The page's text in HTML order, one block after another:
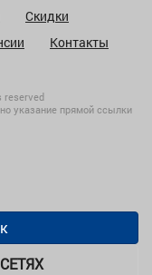
Скидки
Контакты
reserved
указание прямой ссылки